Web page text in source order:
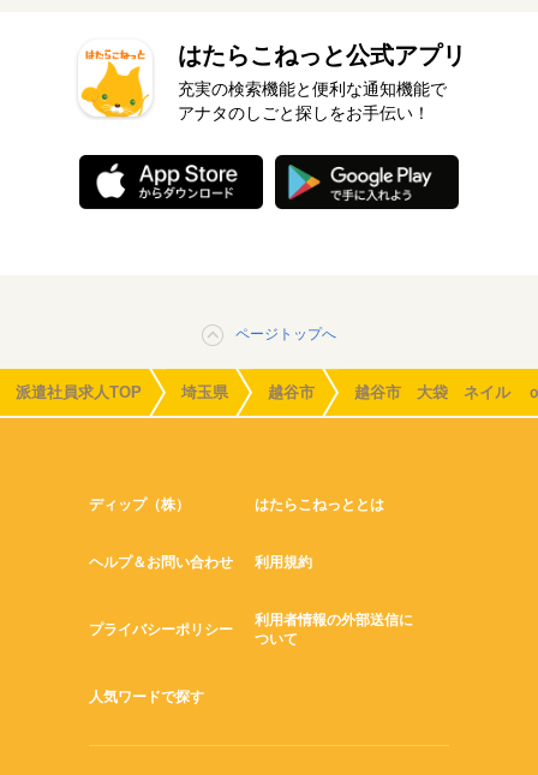
はたらこねっと公式アプリ
充実の検索機能と便利な通知機能で
アナタのしごと探しをお手伝い！
ページトップへ
派遣社員求人TOP 埼玉県 越谷市 越谷市 大袋 ネイル
ディップ（株） はたらこねっととは
ヘルプ＆お問い合わせ 利用規約
プライバシーポリシー
利用者情報の外部送信に
ついて
人気ワードで探す